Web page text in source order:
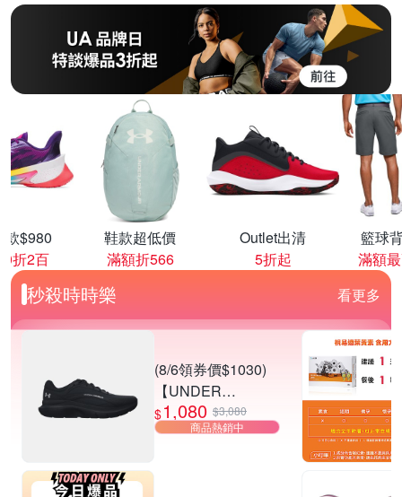
款$980
折2百
鞋款超低價
滿額折566
Outlet出清
5折起
籃球
滿額
秒殺時時樂 看更多
(8/6領券價$1030)
【UNDER
ARMOUR】UA
Charged Rogue 5
$1,080 $3,080
商品熱銷中